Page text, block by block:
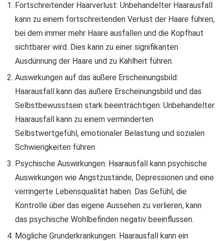
Fortschreitender Haarverlust: Unbehandelter Haarausfall
kann zu einem fortschreitenden Verlust der Haare führen,
bei dem immer mehr Haare ausfallen und die Kopfhaut
sichtbarer wird. Dies kann zu einer signifikanten
Ausdünnung der Haare und zu Kahlheit führen.
Auswirkungen auf das äußere Erscheinungsbild:
Haarausfall kann das äußere Erscheinungsbild und das
Selbstbewusstsein stark beeinträchtigen. Unbehandelter
Haarausfall kann zu einem verminderten
Selbstwertgefühl, emotionaler Belastung und sozialen
Schwierigkeiten führen.
Psychische Auswirkungen: Haarausfall kann psychische
Auswirkungen wie Angstzustände, Depressionen und eine
verringerte Lebensqualität haben. Das Gefühl, die
Kontrolle über das eigene Aussehen zu verlieren, kann
das psychische Wohlbefinden negativ beeinflussen.
Mögliche Grunderkrankungen: Haarausfall kann ein